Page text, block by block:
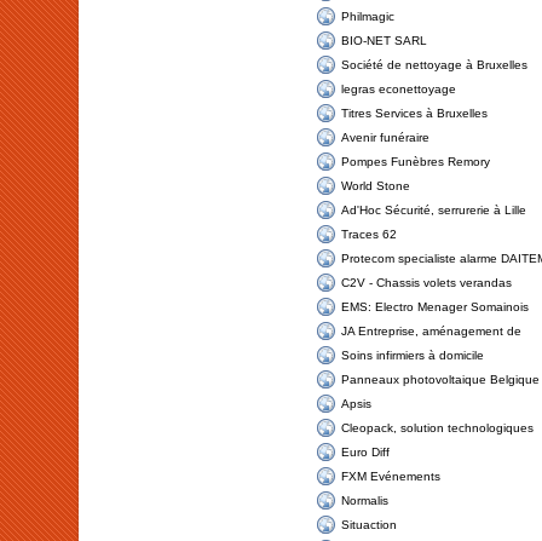
Philmagic
BIO-NET SARL
Société de nettoyage à Bruxelles
legras econettoyage
Titres Services à Bruxelles
Avenir funéraire
Pompes Funèbres Remory
World Stone
Ad'Hoc Sécurité, serrurerie à Lille
Traces 62
Protecom specialiste alarme
C2V - Chassis volets verandas
EMS: Electro Menager Somainois
JA Entreprise, aménagement de
Soins infirmiers à domicile
Panneaux photovoltaique Belgique
Apsis
Cleopack, solution technologiques
Euro Diff
FXM Evénements
Normalis
Situaction